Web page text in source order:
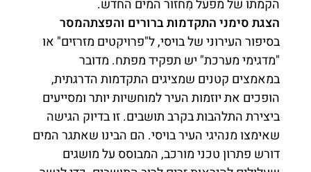
הקמתו של מפעל מִחזור המים החדש.
הצגת סימני התקדמות ברורים והפצתהמסר
בסיפור העירוני של בויסי, ל"פרויקטים מזרזים" או
"מדגימי מערכת" יש תפקיד מפתח. מדובר
במאמצים קטנים שמציגים התקדמות הדרגתית,
הופכים את יוזמות העיר למוחשיות יותר ומסייעים
ביצירת התלהבות בקרב תושבים. זו בדיוק הגישה
שאימצו מנהיגי העיר בויסי. הם הבינו שאתגר המים
דורש פתרון טכני מורכב, המבוסס על מושגים